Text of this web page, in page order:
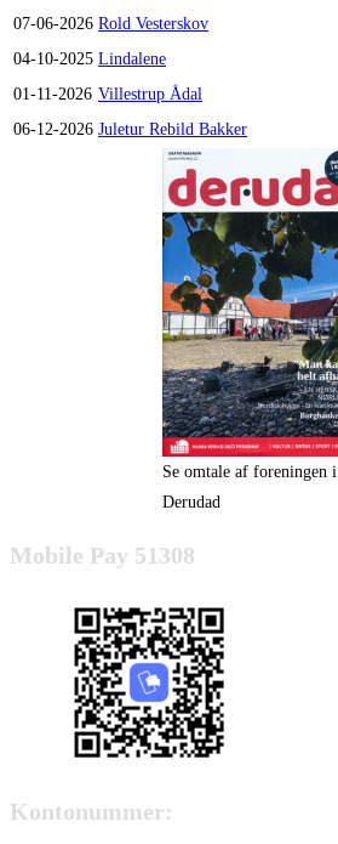
07-06-2026 Rold Vesterskov
04-10-2025 Lindalene
01-11-2026 Villestrup Ådal
06-12-2026 Juletur Rebild Bakker
Se omtale af foreningen i
Derudad
Mobile Pay 51308
Kontonummer: